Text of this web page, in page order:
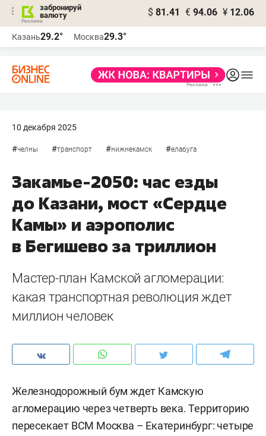
забронируй
валюту
$ 81.41 € 94.06 ¥ 12.06
Казань29.2° Москва29.3°
10 декабря 2025
#челны #транспорт #нижнекамск #елабуга
Закамье-2050: час езды
до Казани, мост «Сердце
Камы» и аэрополис
в Бегишево за триллион
Мастер-план Камской агломерации:
какая транспортная революция ждет
миллион человек
Железнодорожный бум ждет Камскую
агломерацию через четверть века. Территорию
пересекает ВСМ Москва – Екатеринбург: четыре